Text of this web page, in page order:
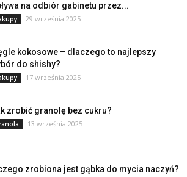
na odbiór gabinetu przez...
29 września 2025
kokosowe – dlaczego to najlepszy
do shishy?
17 września 2025
zrobić granolę bez cukru?
13 września 2025
zrobiona jest gąbka do mycia naczyń?